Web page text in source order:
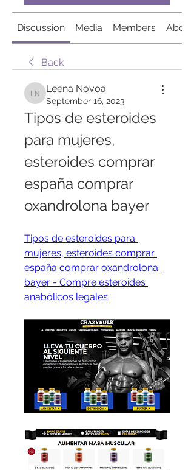
Discussion Media Members About
Back
Leena Novoa
Leena Novoa
September 16, 2023
Tipos de esteroides
para mujeres,
esteroides comprar
españa comprar
oxandrolona bayer
Tipos de esteroides para
mujeres, esteroides comprar
españa comprar oxandrolona
bayer - Compre esteroides
anabólicos legales